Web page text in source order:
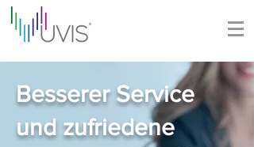
Besserer Service
und zufriedene